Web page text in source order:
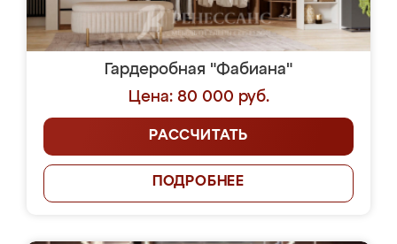
Гардеробная "Фабиана"
Цена: 80 000 руб.
РАССЧИТАТЬ
ПОДРОБНЕЕ